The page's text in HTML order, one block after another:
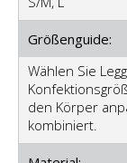
Größenguide:
Wählen Sie
den Körper
kombiniert.